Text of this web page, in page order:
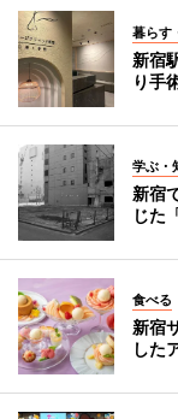
暮らす
新宿
り手
学ぶ・
新宿
じた
食べる
新宿
した